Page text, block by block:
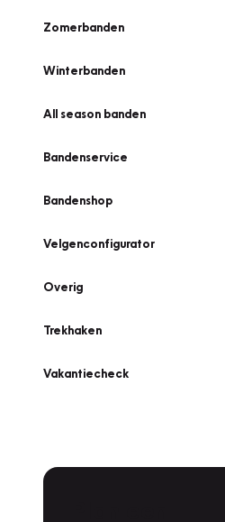
Zomerbanden
Winterbanden
All season banden
Bandenservice
Bandenshop
Velgenconfigurator
Overig
Trekhaken
Vakantiecheck